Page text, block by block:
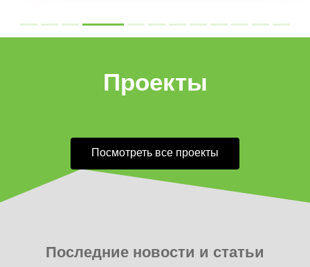
Проекты
Посмотреть все проекты
Последние новости и статьи